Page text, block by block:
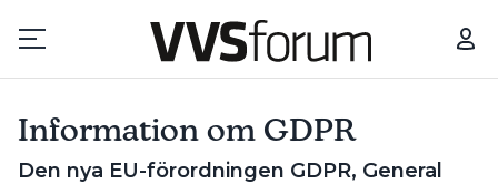
Prenumerera
Information om GDPR
Den nya EU-förordningen GDPR, General